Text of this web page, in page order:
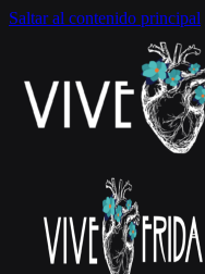
Saltar al contenido principal